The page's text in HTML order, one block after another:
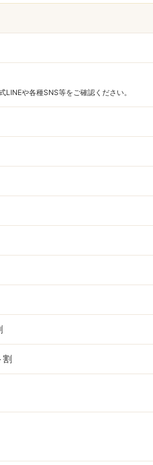
や各種SNS等をご確認ください。
割